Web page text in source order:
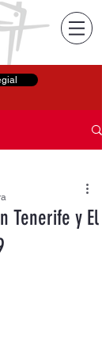
Tenerife y El